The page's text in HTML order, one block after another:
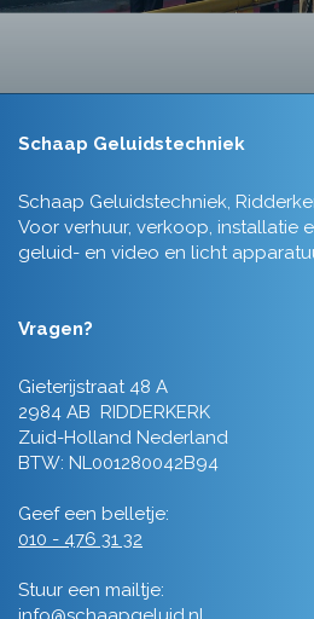
Schaap Geluidstechniek
Schaap Geluidstechniek,
Voor verhuur, verkoop, installatie
geluid- en video en licht
Vragen?
Gieterijstraat 48 A
2984 AB RIDDERKERK
Zuid-Holland Nederland
BTW: NL001280042B94
Geef een belletje:
010 - 476 31 32
Stuur een mailtje: